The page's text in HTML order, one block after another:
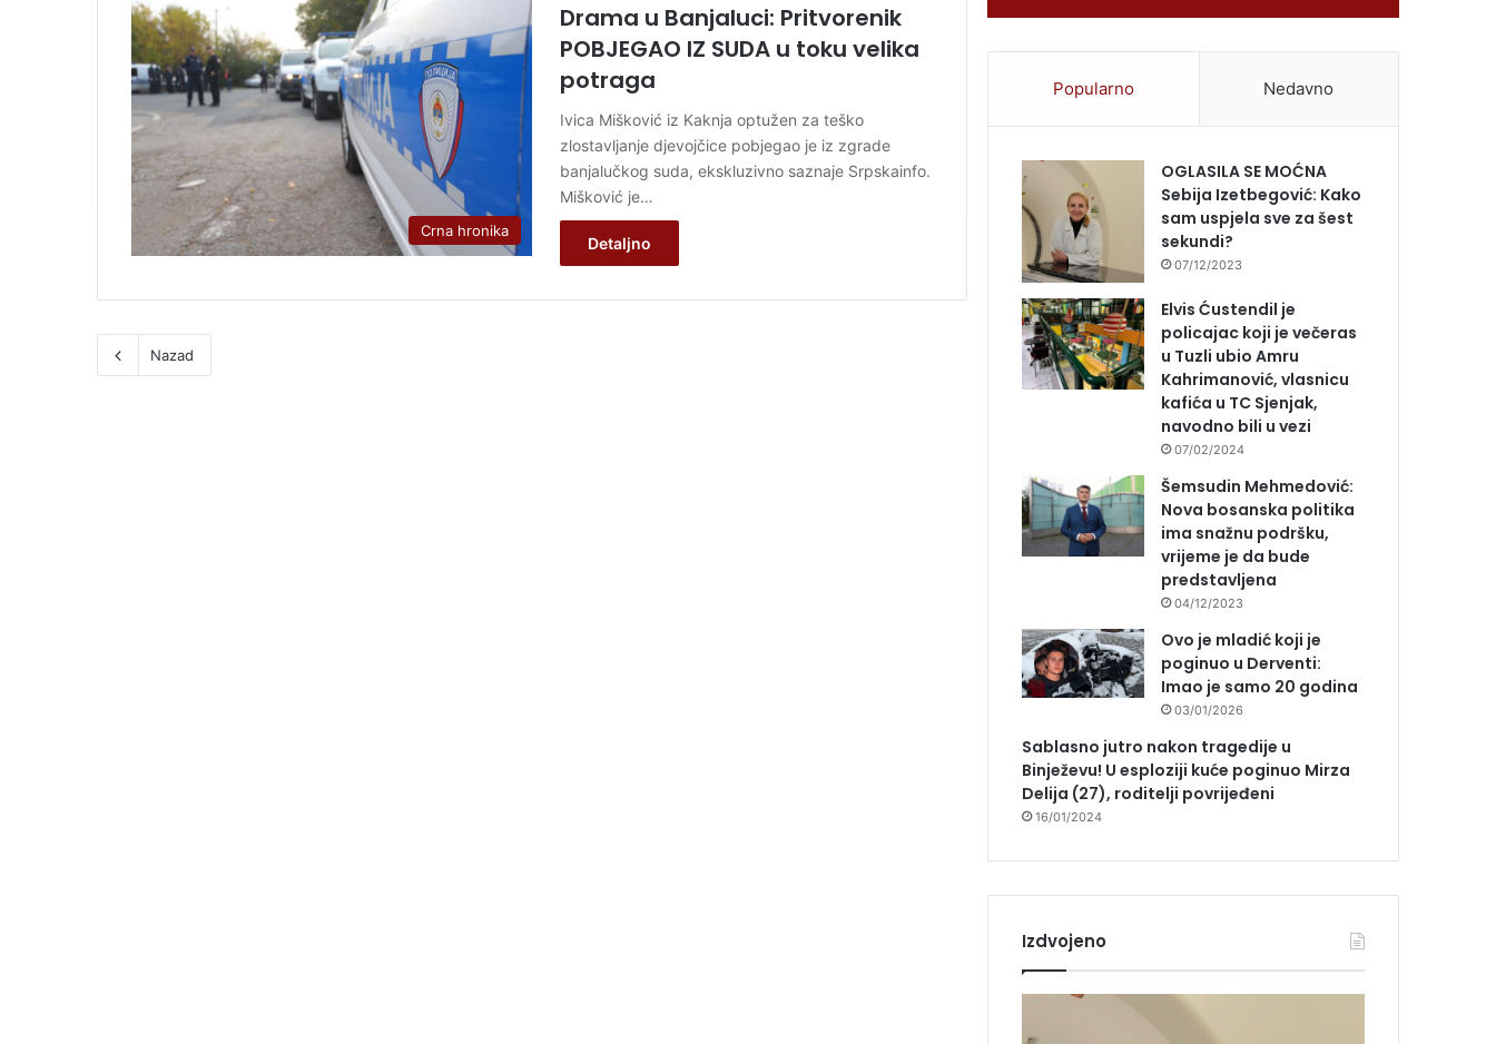
Crna hronika
Drama u Banjaluci: Pritvorenik
POBJEGAO IZ SUDA u toku velika
potraga
Ivica Mišković iz Kaknja optužen za teško
zlostavljanje djevojčice pobjegao je iz zgrade
banjalučkog suda, ekskluzivno saznaje Srpskainfo.
Mišković je…
Detaljno
Nazad
Popularno Nedavno
OGLASILA SE MOĆNA
Sebija Izetbegović: Kako
sam uspjela sve za šest
sekundi?
07/12/2023
Elvis Ćustendil je
policajac koji je večeras
u Tuzli ubio Amru
Kahrimanović, vlasnicu
kafića u TC Sjenjak,
navodno bili u vezi
07/02/2024
Šemsudin Mehmedović:
Nova bosanska politika
ima snažnu podršku,
vrijeme je da bude
predstavljena
04/12/2023
Ovo je mladić koji je
poginuo u Derventi:
Imao je samo 20 godina
03/01/2026
Sablasno jutro nakon tragedije u
Binježevu! U esploziji kuće poginuo Mirza
Delija (27), roditelji povrijeđeni
16/01/2024
Izdvojeno